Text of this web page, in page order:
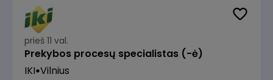
prieš 11 val.
Prekybos procesų specialistas (-ė)
IKI Vilnius